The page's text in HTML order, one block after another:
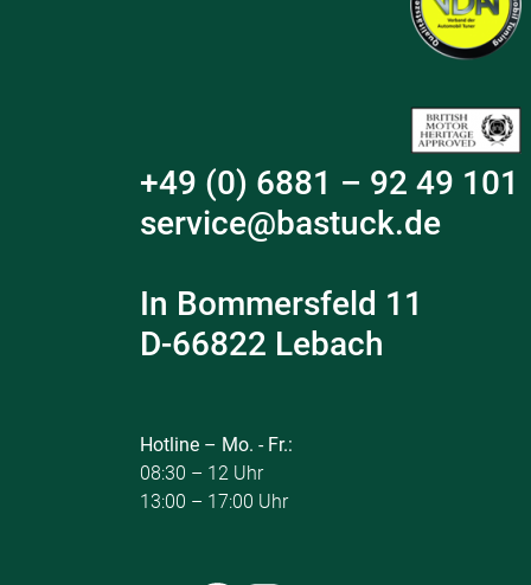
+49 (0) 6881 – 92 49 101
service@bastuck.de
In Bommersfeld 11
D-66822 Lebach
Hotline – Mo. - Fr.:
08:30 – 12 Uhr
13:00 – 17:00 Uhr